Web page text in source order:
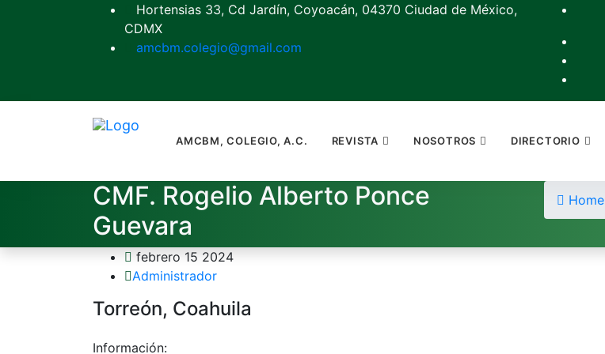
Hortensias 33, Cd Jardín, Coyoacán, 04370 Ciudad de México,
CDMX
amcbm.colegio@gmail.com
AMCBM, COLEGIO, A.C. REVISTA NOSOTROS DIRECTORIO
CMF. Rogelio Alberto Ponce
Guevara
Home
febrero 15 2024
Administrador
Torreón, Coahuila
Información: